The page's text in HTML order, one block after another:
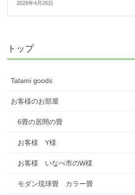
2026年4月26日
トップ
Tatami goods
お客様のお部屋
6畳の居間の畳
お客様 Y様
お客様 いなべ市のW様
モダン琉球畳 カラー畳